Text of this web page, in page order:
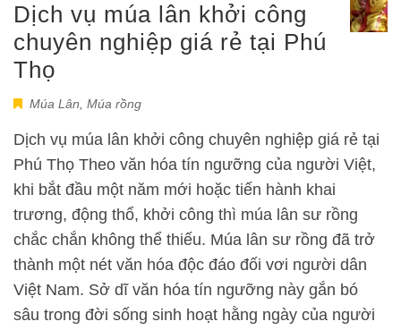
Dịch vụ múa lân khởi công
chuyên nghiệp giá rẻ tại Phú
Thọ
Múa Lân Múa rồng
Dịch vụ múa lân khởi công chuyên nghiệp giá rẻ tại
Phú Thọ Theo văn hóa tín ngưỡng của người Việt,
khi bắt đầu một năm mới hoặc tiến hành khai
trương, động thổ, khởi công thì múa lân sư rồng
chắc chắn không thể thiếu. Múa lân sư rồng đã trở
thành một nét văn hóa độc đáo đối vơi người dân
Việt Nam. Sở dĩ văn hóa tín ngưỡng này gắn bó
sâu trong đời sống sinh hoạt hằng ngày của người